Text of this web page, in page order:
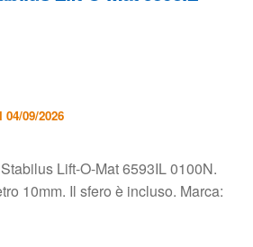
09/2026
Lift-O-Mat 6593IL 0100N.
10mm. Il sfero è incluso. Marca: